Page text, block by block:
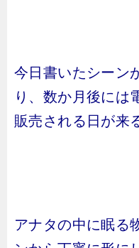
今日書いたシーン
り、数か月後には
販売される日が来
アナタの中に眠る